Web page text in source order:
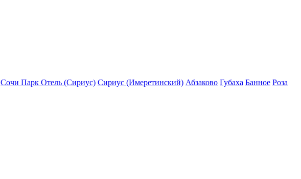
Сочи Парк Отель (Сириус) Сириус (Имеретинский) Абзаково Губаха Банное Роза